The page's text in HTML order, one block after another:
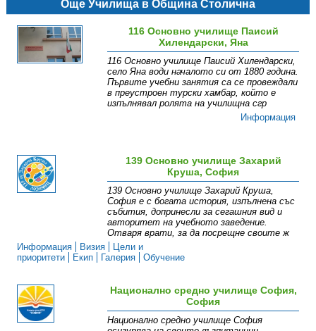
Още Училища в Община Столична
116 Основно училище Паисий
Хилендарски, Яна
116 Основно училище Паисий Хилендарски,
село Яна води началото си от 1880 година.
Първите учебни занятия са се провеждали
в преустроен турски хамбар, който е
изпълнявал ролята на училищна сгр
Информация
139 Основно училище Захарий
Круша, София
139 Основно училище Захарий Круша,
София е с богата история, изпълнена със
събития, допринесли за сегашния вид и
авторитет на учебното заведение.
Отваря врати, за да посрещне своите ж
Информация
Визия
Цели и
приоритети
Екип Галерия Обучение
Национално средно училище София,
София
Национално средно училище София